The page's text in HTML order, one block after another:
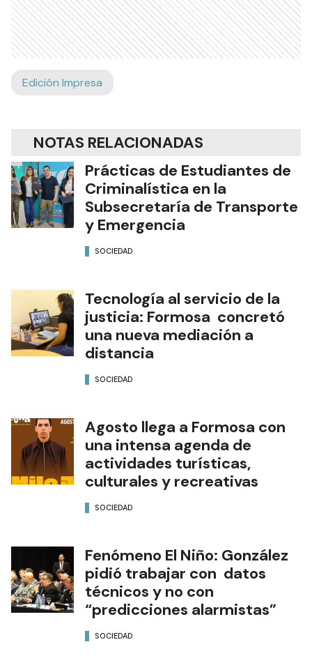
Edición Impresa
NOTAS RELACIONADAS
Prácticas de Estudiantes de
Criminalística en la
Subsecretaría de Transporte
y Emergencia
SOCIEDAD
Tecnología al servicio de la
justicia: Formosa concretó
una nueva mediación a
distancia
SOCIEDAD
Agosto llega a Formosa con
una intensa agenda de
actividades turísticas,
culturales y recreativas
SOCIEDAD
Fenómeno El Niño: González
pidió trabajar con datos
técnicos y no con
“predicciones alarmistas”
SOCIEDAD